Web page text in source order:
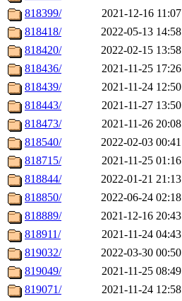
818399/
2021-12-16 11:07
818418/
2022-05-13 14:58
818420/
2022-02-15 13:58
818436/
2021-11-25 17:26
818439/
2021-11-24 12:50
818443/
2021-11-27 13:50
818473/
2021-11-26 20:08
818540/
2022-02-03 00:41
818715/
2021-11-25 01:16
818844/
2022-01-21 21:13
818850/
2022-06-24 02:18
818889/
2021-12-16 20:43
818911/
2021-11-24 04:43
819032/
2022-03-30 00:50
819049/
2021-11-25 08:49
819071/
2021-11-24 12:58